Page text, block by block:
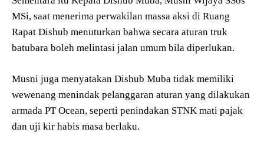
MSi, saat menerima perwakilan massa aksi di Ruang
Rapat Dishub menuturkan bahwa secara aturan truk
batubara boleh melintasi jalan umum bila diperlukan.
Musni juga menyatakan Dishub Muba tidak memiliki
wewenang menindak pelanggaran aturan yang dilakukan
armada PT Ocean, seperti penindakan STNK mati pajak
dan uji kir habis masa berlaku.